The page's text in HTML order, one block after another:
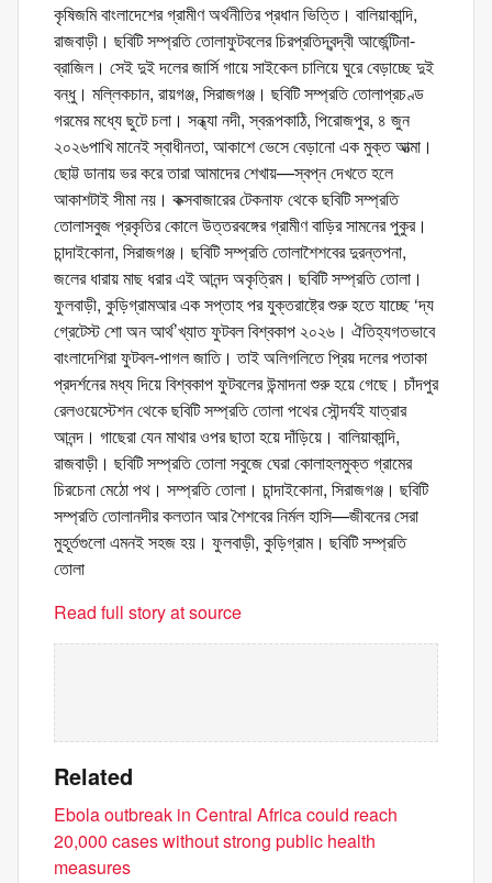
কৃষিজমি বাংলাদেশের গ্রামীণ অর্থনীতির প্রধান ভিত্তি। বালিয়াকান্দি,
রাজবাড়ী। ছবিটি সম্প্রতি তোলাফুটবলের চিরপ্রতিদ্বন্দ্বী আর্জেন্টিনা-
ব্রাজিল। সেই দুই দলের জার্সি গায়ে সাইকেল চালিয়ে ঘুরে বেড়াচ্ছে দুই
বন্ধু। মল্লিকচান, রায়গঞ্জ, সিরাজগঞ্জ। ছবিটি সম্প্রতি তোলাপ্রচণ্ড
গরমের মধ্যে ছুটে চলা। সন্ধ্যা নদী, স্বরূপকাঠি, পিরোজপুর, ৪ জুন
২০২৬পাখি মানেই স্বাধীনতা, আকাশে ভেসে বেড়ানো এক মুক্ত আত্মা।
ছোট্ট ডানায় ভর করে তারা আমাদের শেখায়—স্বপ্ন দেখতে হলে
আকাশটাই সীমা নয়। কক্সবাজারের টেকনাফ থেকে ছবিটি সম্প্রতি
তোলাসবুজ প্রকৃতির কোলে উত্তরবঙ্গের গ্রামীণ বাড়ির সামনের পুকুর।
চান্দাইকোনা, সিরাজগঞ্জ। ছবিটি সম্প্রতি তোলাশৈশবের দুরন্তপনা,
জলের ধারায় মাছ ধরার এই আনন্দ অকৃত্রিম। ছবিটি সম্প্রতি তোলা।
ফুলবাড়ী, কুড়িগ্রামআর এক সপ্তাহ পর যুক্তরাষ্ট্রে শুরু হতে যাচ্ছে ‘দ্য
গ্রেটেস্ট শো অন আর্থ’খ্যাত ফুটবল বিশ্বকাপ ২০২৬। ঐতিহ্যগতভাবে
বাংলাদেশিরা ফুটবল-পাগল জাতি। তাই অলিগলিতে প্রিয় দলের পতাকা
প্রদর্শনের মধ্য দিয়ে বিশ্বকাপ ফুটবলের উন্মাদনা শুরু হয়ে গেছে। চাঁদপুর
রেলওয়েস্টেশন থেকে ছবিটি সম্প্রতি তোলা পথের সৌন্দর্যই যাত্রার
আনন্দ। গাছেরা যেন মাথার ওপর ছাতা হয়ে দাঁড়িয়ে। বালিয়াকান্দি,
রাজবাড়ী। ছবিটি সম্প্রতি তোলা সবুজে ঘেরা কোলাহলমুক্ত গ্রামের
চিরচেনা মেঠো পথ। সম্প্রতি তোলা। চান্দাইকোনা, সিরাজগঞ্জ। ছবিটি
সম্প্রতি তোলানদীর কলতান আর শৈশবের নির্মল হাসি—জীবনের সেরা
মুহূর্তগুলো এমনই সহজ হয়। ফুলবাড়ী, কুড়িগ্রাম। ছবিটি সম্প্রতি
তোলা
Read full story at source
Related
Ebola outbreak in Central Africa could reach
20,000 cases without strong public health
measures